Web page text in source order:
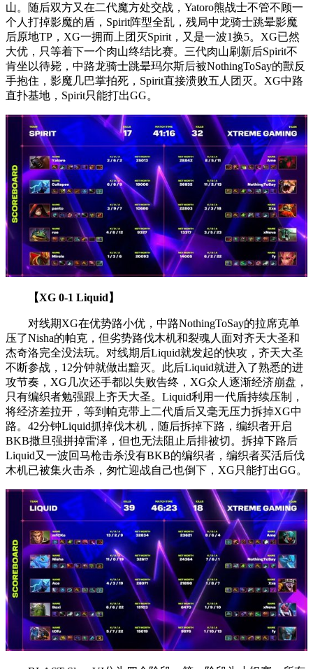
山。随后双方又在二代魔方处交战，Yatoro熊战士不管不顾一
个人打掉影魔的盾，Spirit阵型全乱，残局中龙骑士跳晕影魔
后原地TP，XG一拥而上团灭Spirit，又是一波1换5。XG已然
大优，只等着下一个肉山终结比赛。三代肉山刷新后Spirit不
肯坐以待毙，中路龙骑士跳晕玛尔斯后被NothingToSay的獸反
手抱住，影魔几巴掌拍死，Spirit直接溃败五人团灭。XG中路
直扑基地，Spirit只能打出GG。
【XG 0-1 Liquid】
对线期XG在优势路小优，中路NothingToSay的拉席克单
压了Nisha的帕克，但劣势路伐木机和裂魂人面对齐天大圣和
杰奇洛完全没法玩。对线期后Liquid就发起的快攻，齐天大圣
不断参战，12分钟就做出黯灭。此后Liquid就进入了熟悉的进
攻节奏，XG几次还手都以失败告终，XG众人逐渐经济崩盘，
只有编织者勉强跟上齐天大圣。Liquid利用一代盾持续压制，
将经济差拉开，等到帕克带上二代盾后又毫无压力拆掉XG中
路。42分钟Liquid抓掉伐木机，随后拆掉下路，编织者开启
BKB撒旦强拼掉雷泽，但也无法阻止后排被切。拆掉下路后
Liquid又一波回马枪击杀没有BKB的编织者，编织者买活后伐
木机已被集火击杀，匆忙迎战自己也倒下，XG只能打出GG。